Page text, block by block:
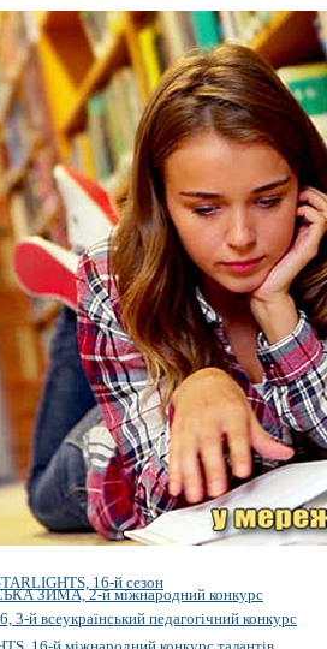
16-й сезон
ЗИМА, 2-й міжнародний конкурс
й всеукраїнський педагогічний конкурс